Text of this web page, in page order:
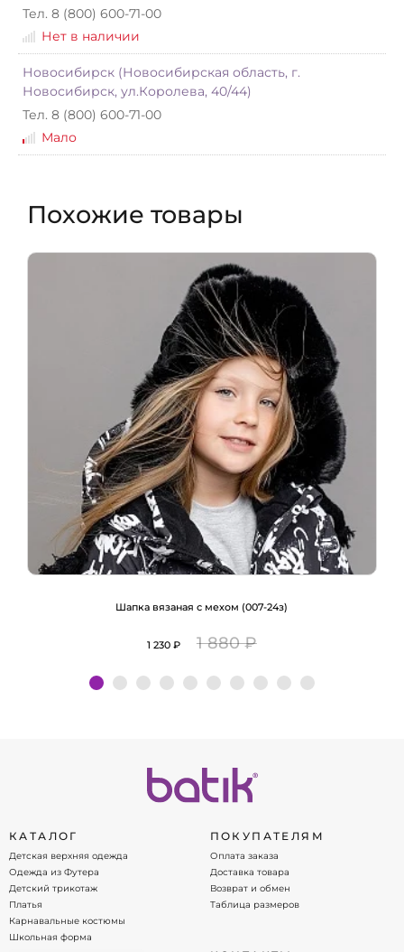
Тел. 8 (800) 600-71-00
Нет в наличии
Новосибирск (Новосибирская область, г.
Новосибирск, ул.Королева, 40/44)
Тел. 8 (800) 600-71-00
Мало
Похожие товары
Шапка вязаная с мехом (007-24з)
1 230 ₽ 1 880 ₽
Подробнее
КАТАЛОГ
Детская верхняя одежда
Одежда из Футера
Детский трикотаж
Платья
Карнавальные костюмы
Школьная форма
ПОКУПАТЕЛЯМ
Оплата заказа
Доставка товара
Возврат и обмен
Таблица размеров